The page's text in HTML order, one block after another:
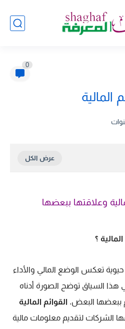
0
المالية
وعلاقتها ببعضها
؟
تعكس الوضع المالي والأداء
السياق توضح الصورة أدناه
ببعضها البعض. القوائم المالية
الشركات لتقديم معلومات مالية